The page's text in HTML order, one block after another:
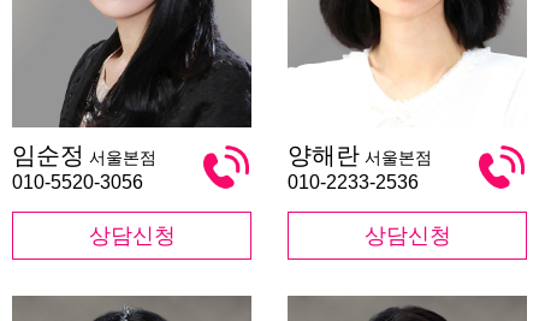
순
정
임순정 서울본점
010-5520-3056
상담신청
해
란
양해란 서울본점
010-2233-2536
상담신청